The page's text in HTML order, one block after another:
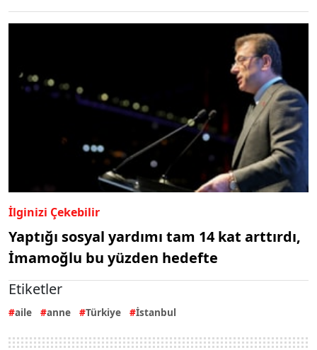
İlginizi Çekebilir
Yaptığı sosyal yardımı tam 14 kat arttırdı,
İmamoğlu bu yüzden hedefte
Etiketler
aile anne Türkiye İstanbul